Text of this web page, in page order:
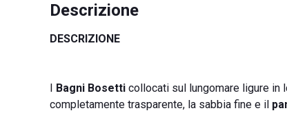
Descrizione
DESCRIZIONE
I Bagni Bosetti collocati sul lungomare ligure in
completamente trasparente, la sabbia fine e il